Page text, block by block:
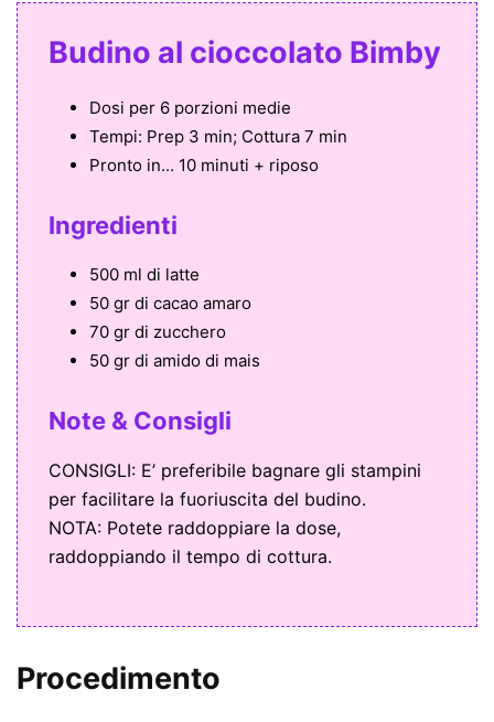
Budino al cioccolato Bimby
Dosi per 6 porzioni medie
Tempi: Prep 3 min; Cottura 7 min
Pronto in... 10 minuti + riposo
Ingredienti
500 ml di latte
50 gr di cacao amaro
70 gr di zucchero
50 gr di amido di mais
Note & Consigli
CONSIGLI: E’ preferibile bagnare gli stampini
per facilitare la fuoriuscita del budino.
NOTA: Potete raddoppiare la dose,
raddoppiando il tempo di cottura.
Procedimento